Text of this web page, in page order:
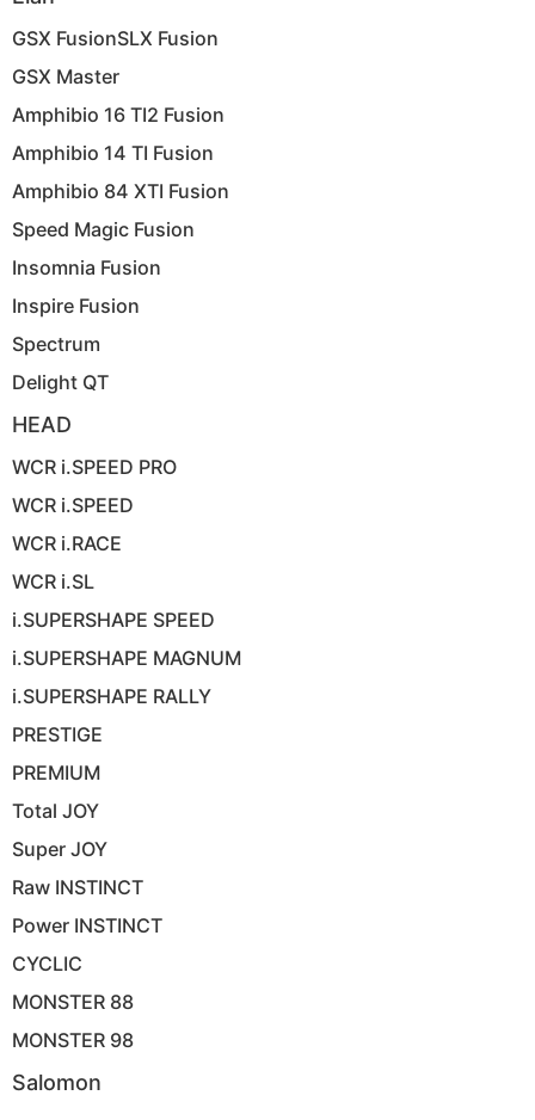
GSX FusionSLX Fusion
GSX Master
Amphibio 16 TI2 Fusion
Amphibio 14 TI Fusion
Amphibio 84 XTI Fusion
Speed Magic Fusion
Insomnia Fusion
Inspire Fusion
Spectrum
Delight QT
HEAD
WCR i.SPEED PRO
WCR i.SPEED
WCR i.RACE
WCR i.SL
i.SUPERSHAPE SPEED
i.SUPERSHAPE MAGNUM
i.SUPERSHAPE RALLY
PRESTIGE
PREMIUM
Total JOY
Super JOY
Raw INSTINCT
Power INSTINCT
CYCLIC
MONSTER 88
MONSTER 98
Salomon